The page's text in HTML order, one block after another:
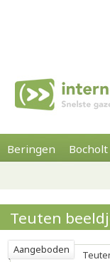
Beringen Bocholt
Teuten
Aangeboden